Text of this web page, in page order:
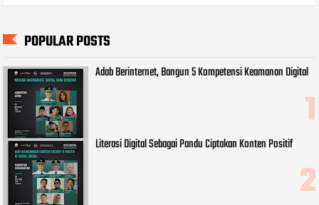
POPULAR POSTS
Adab Berinternet, Bangun 5 Kompetensi Keamanan Digital
Literasi Digital Sebagai Pandu Ciptakan Konten Positif